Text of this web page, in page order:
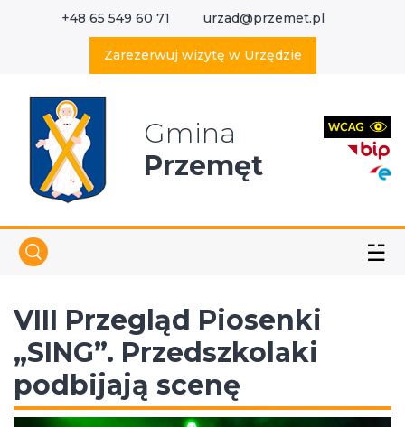
+48 65 549 60 71 urzad@przemet.pl
Zarezerwuj wizytę w Urzędzie
Gmina
Przemęt
☱
VIII Przegląd Piosenki
„SING”. Przedszkolaki
podbijają scenę
Wyszukaj w serwisie